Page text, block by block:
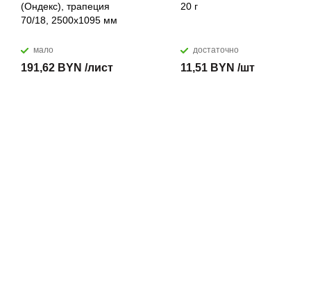
(Ондекс), трапеция
70/18, 2500х1095 мм
мало
191,62 BYN /лист
20 г
достаточно
11,51 BYN /шт